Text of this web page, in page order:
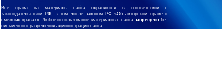
Все права на материалы сайта охраняются в соответствии с
законодательством РФ, в том числе законом РФ «Об авторском праве и
смежных правах». Любое использование материалов с сайта запрещенобез
письменного разрешения администрации сайта.